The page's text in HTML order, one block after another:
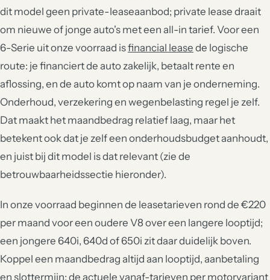
dit model geen private-leaseaanbod; private lease draait
om nieuwe of jonge auto's met een all-in tarief. Voor een
6-Serie uit onze voorraad isfinancial lease de logische
route: je financiert de auto zakelijk, betaalt rente en
aflossing, en de auto komt op naam van je onderneming.
Onderhoud, verzekering en wegenbelasting regel je zelf.
Dat maakt het maandbedrag relatief laag, maar het
betekent ook dat je zelf een onderhoudsbudget aanhoudt,
en juist bij dit model is dat relevant (zie de
betrouwbaarheidssectie hieronder).
In onze voorraad beginnen de leasetarieven rond de €220
per maand voor een oudere V8 over een langere looptijd;
een jongere 640i, 640d of 650i zit daar duidelijk boven.
Koppel een maandbedrag altijd aan looptijd, aanbetaling
en slottermijn; de actuele vanaf-tarieven per motorvariant